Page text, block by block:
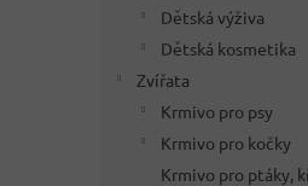
Dětská výživa
Dětská kosmetika
Zvířata
Krmivo pro psy
Krmivo pro kočky
Krmivo pro ptáky,